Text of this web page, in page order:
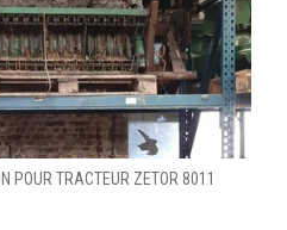
POUR TRACTEUR ZETOR 8011